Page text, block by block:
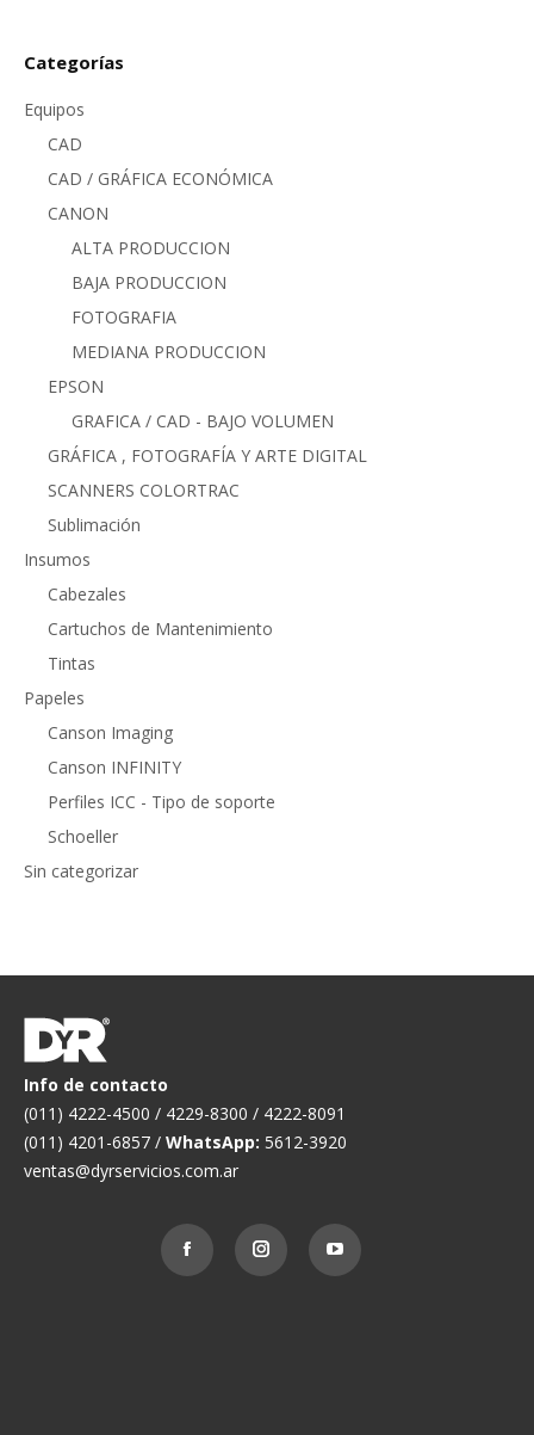
Categorías
Equipos
CAD
CAD / GRÁFICA ECONÓMICA
CANON
ALTA PRODUCCION
BAJA PRODUCCION
FOTOGRAFIA
MEDIANA PRODUCCION
EPSON
GRAFICA / CAD - BAJO VOLUMEN
GRÁFICA , FOTOGRAFÍA Y ARTE DIGITAL
SCANNERS COLORTRAC
Sublimación
Insumos
Cabezales
Cartuchos de Mantenimiento
Tintas
Papeles
Canson Imaging
Canson INFINITY
Perfiles ICC - Tipo de soporte
Schoeller
Sin categorizar
Info de contacto
(011) 4222-4500 / 4229-8300 / 4222-8091
(011) 4201-6857 / WhatsApp: 5612-3920
ventas@dyrservicios.com.ar